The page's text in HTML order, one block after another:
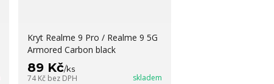
Kryt Realme 9 Pro / Realme 9 5G
Armored Carbon black
89 Kč/ks
74 Kč bez DPH skladem